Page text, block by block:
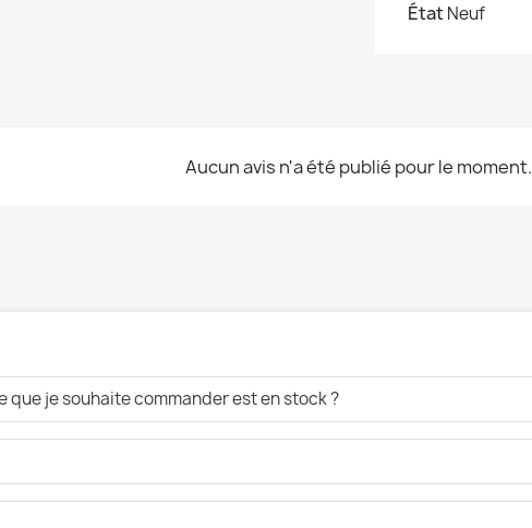
ÉtatNeuf
Aucun avis n'a été publié pour le moment.
que je souhaite commander est en stock ?